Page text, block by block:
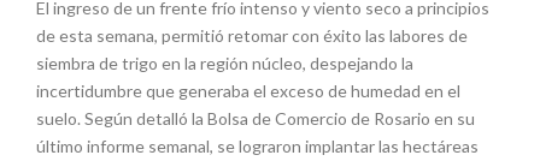
El ingreso de un frente frío intenso y viento seco a principios
de esta semana, permitió retomar con éxito las labores de
siembra de trigo en la región núcleo, despejando la
incertidumbre que generaba el exceso de humedad en el
suelo. Según detalló la Bolsa de Comercio de Rosario en su
último informe semanal, se lograron implantar las hectáreas